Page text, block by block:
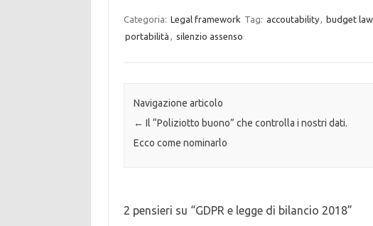
Categoria: Legal framework Tag: accoutability, budget law
portabilità , silenzio assenso
Navigazione articolo
← Il “Poliziotto buono” che controlla i nostri dati.
Ecco come nominarlo
2 pensieri su “GDPR e legge di bilancio 2018”